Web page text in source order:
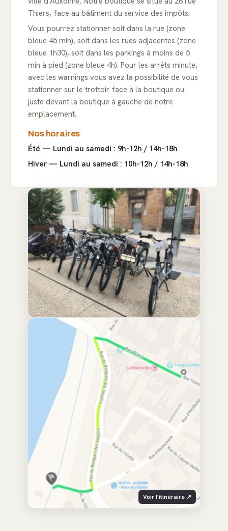
Thiers, face au bâtiment du service des impôts.
Vous pourrez stationner soit dans la rue (zone
bleue 45 min), soit dans les rues adjacentes (zone
bleue 1h30), soit dans les parkings à moins de 5
min à pied (zone bleue 4h). Pour les arrêts minute,
avec les warnings vous avez la possibilité de vous
stationner sur le trottoir face à la boutique ou
juste devant la boutique à gauche de notre
emplacement.
Nos horaires
Été — Lundi au samedi : 9h-12h / 14h-18h
Hiver — Lundi au samedi : 10h-12h / 14h-18h
Voir l'itinéraire ↗